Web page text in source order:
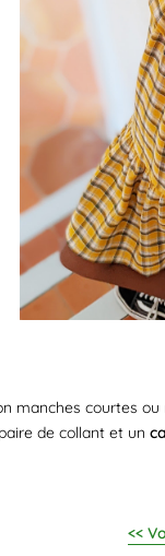
manches courtes
de collant et un
<<